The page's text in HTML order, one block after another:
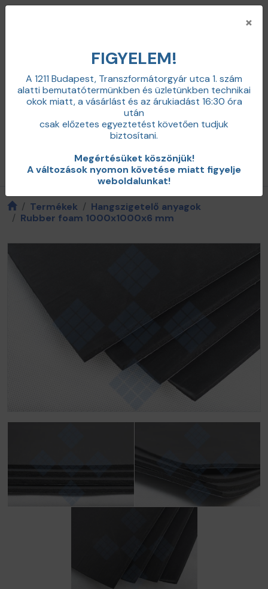
+36 20 598 0100
info@zajcsillapitas.net
Belépés
Termékkategóriák / menü
Termékek
Hangszigetelő anyagok
Rubber foam 1000x1000x6 mm
×
FIGYELEM!
A 1211 Budapest, Transzformátorgyár utca 1. szám
alatti bemutatótermünkben és üzletünkben technikai
okok miatt,a vásárlást és az árukiadást 16:30 óra
után
csak előzetes egyeztetést követően tudjuk
biztosítani.
Megértésüket köszönjük!
A változások nyomon követése miatt figyelje
weboldalunkat!